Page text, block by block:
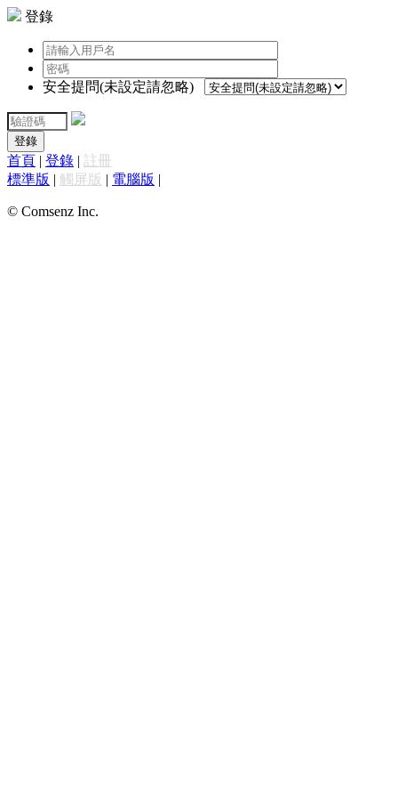
登錄
安全提問(未設定請忽略)
登錄
首頁 | 登錄 | 註冊
標準版 | 觸屏版 | 電腦版 |
© Comsenz Inc.